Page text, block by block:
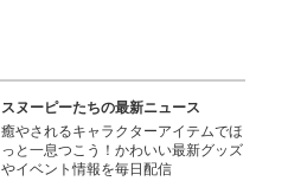
スヌーピーたちの最新ニュース
癒やされるキャラクターアイテムでほ
っと一息つこう！かわいい最新グッズ
やイベント情報を毎日配信